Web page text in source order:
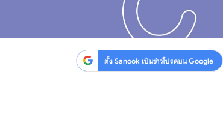
ตั้ง Sanook เป็นข่าวโปรดบน Google